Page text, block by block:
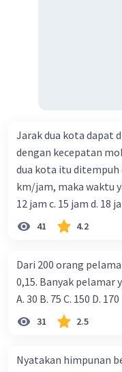
Jarak dua kota dapat
dengan kecepatan
dua kota itu
km/jam, maka waktu yang
12 jam c. 15 jam d.
41 4.2
Dari 200 orang
0,15. Banyak pelamar
A. 30 B. 75 C. 150 D. 170
31 2.5
Nyatakan himpunan